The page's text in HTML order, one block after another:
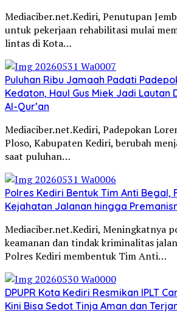
Mediaciber.net.Kediri, Penutupan
untuk pekerjaan rehabilitasi mulai
lintas di Kota…
Puluhan Ribu Jamaah Padati
Kedaton, Haul Gus Miek Jadi Lautan
Al-Qur’an
Mediaciber.net.Kediri, Padepokan
Ploso, Kabupaten Kediri, berubah
saat puluhan…
Polres Kediri Bentuk Tim Anti Begal,
Kejahatan Jalanan hingga
Mediaciber.net.Kediri, Meningkatnya
keamanan dan tindak kriminalitas
Polres Kediri membentuk Tim Anti…
DPUPR Kota Kediri Resmikan IPLT
Kini Bisa Sedot Tinja Aman dan